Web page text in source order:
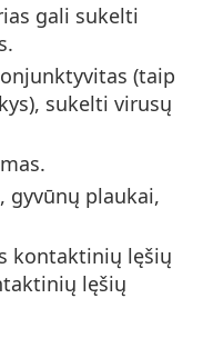
gali sukelti
(taip
sukelti virusų
gyvūnų plaukai,
kontaktinių lęšių
lęšių